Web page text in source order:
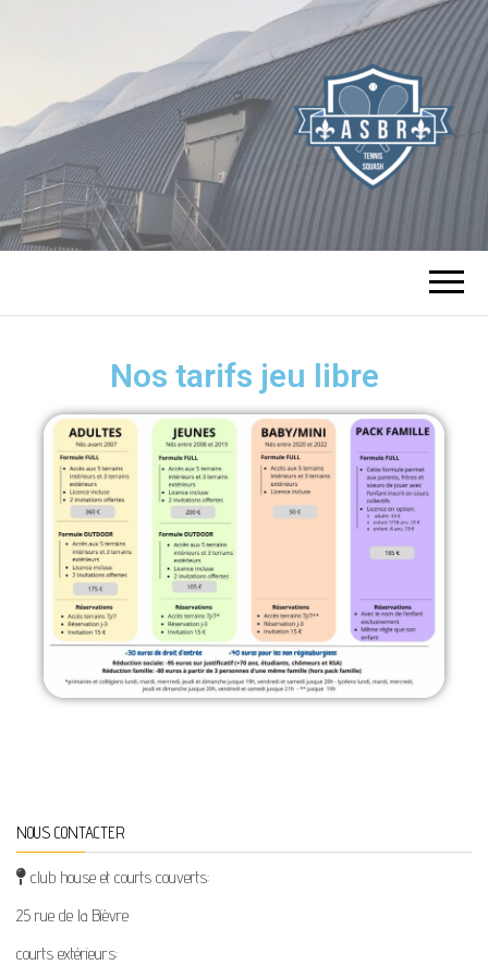
TENNIS SQUASH
DE BOURG LA
REINE
Nos tarifs jeu libre
NOUS CONTACTER
club house et courts couverts:
25 rue de la Bièvre
courts extérieurs: